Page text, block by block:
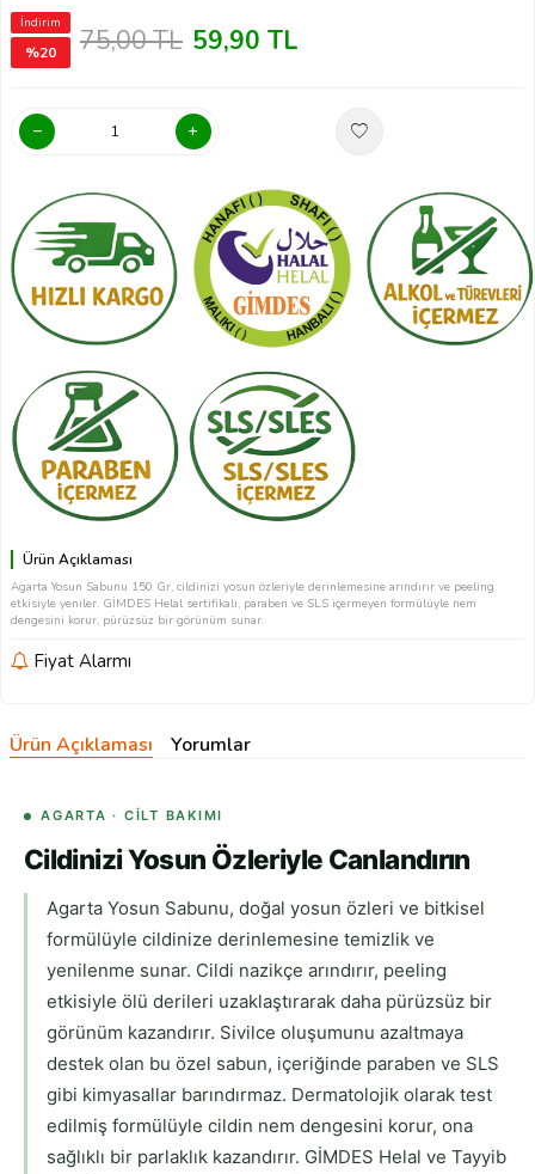
İndirim
%20 75,00TL 59,90 TL
Ürün Açıklaması
Agarta Yosun Sabunu 150 Gr, cildinizi yosun özleriyle derinlemesine arındırır ve peeling
etkisiyle yeniler. GİMDES Helal sertifikalı, paraben ve SLS içermeyen formülüyle nem
dengesini korur, pürüzsüz bir görünüm sunar.
Fiyat Alarmı
Ürün Açıklaması Yorumlar
AGARTA · CILT BAKIMI
Cildinizi Yosun Özleriyle Canlandırın
Agarta Yosun Sabunu, doğal yosun özleri ve bitkisel
formülüyle cildinize derinlemesine temizlik ve
yenilenme sunar. Cildi nazikçe arındırır, peeling
etkisiyle ölü derileri uzaklaştırarak daha pürüzsüz bir
görünüm kazandırır. Sivilce oluşumunu azaltmaya
destek olan bu özel sabun, içeriğinde paraben ve SLS
gibi kimyasallar barındırmaz. Dermatolojik olarak test
edilmiş formülüyle cildin nem dengesini korur, ona
sağlıklı bir parlaklık kazandırır. GİMDES Helal ve Tayyib